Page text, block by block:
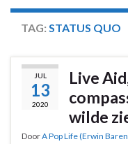
TAG: STATUS QUO
JUL
13
2020
Live
wilde
DoorA Pop Life (Erwin